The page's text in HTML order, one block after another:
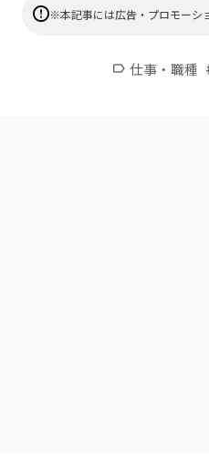
※本記事には広告・プロモーシ
label 仕事・職種